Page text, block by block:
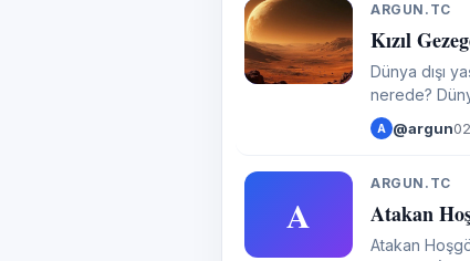
A
ARGUN.TC
Kızıl
Dünya dışı
nerede?
güçlü aday.
A @argun
A
ARGUN.TC
Atakan
Atakan